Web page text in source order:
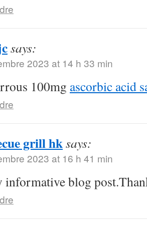
says:
2023 at 14 h 33 min
100mg ascorbic acid
grill hksays:
2023 at 16 h 41 min
informative blog